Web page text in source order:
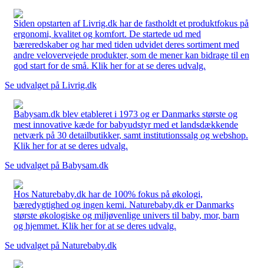
Siden opstarten af Livrig.dk har de fastholdt et produktfokus på
ergonomi, kvalitet og komfort. De startede ud med
bæreredskaber og har med tiden udvidet deres sortiment med
andre velovervejede produkter, som de mener kan bidrage til en
god start for de små. Klik her for at se deres udvalg.
Se udvalget på Livrig.dk
Babysam.dk blev etableret i 1973 og er Danmarks største og
mest innovative kæde for babyudstyr med et landsdækkende
netværk på 30 detailbutikker, samt institutionssalg og webshop.
Klik her for at se deres udvalg.
Se udvalget på Babysam.dk
Hos Naturebaby.dk har de 100% fokus på økologi,
bæredygtighed og ingen kemi. Naturebaby.dk er Danmarks
største økologiske og miljøvenlige univers til baby, mor, barn
og hjemmet. Klik her for at se deres udvalg.
Se udvalget på Naturebaby.dk